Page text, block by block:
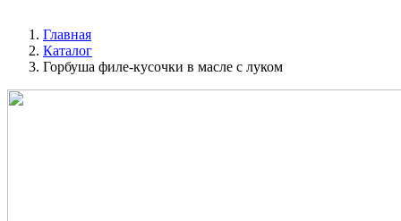
Главная
Каталог
Горбуша филе-кусочки в масле с луком